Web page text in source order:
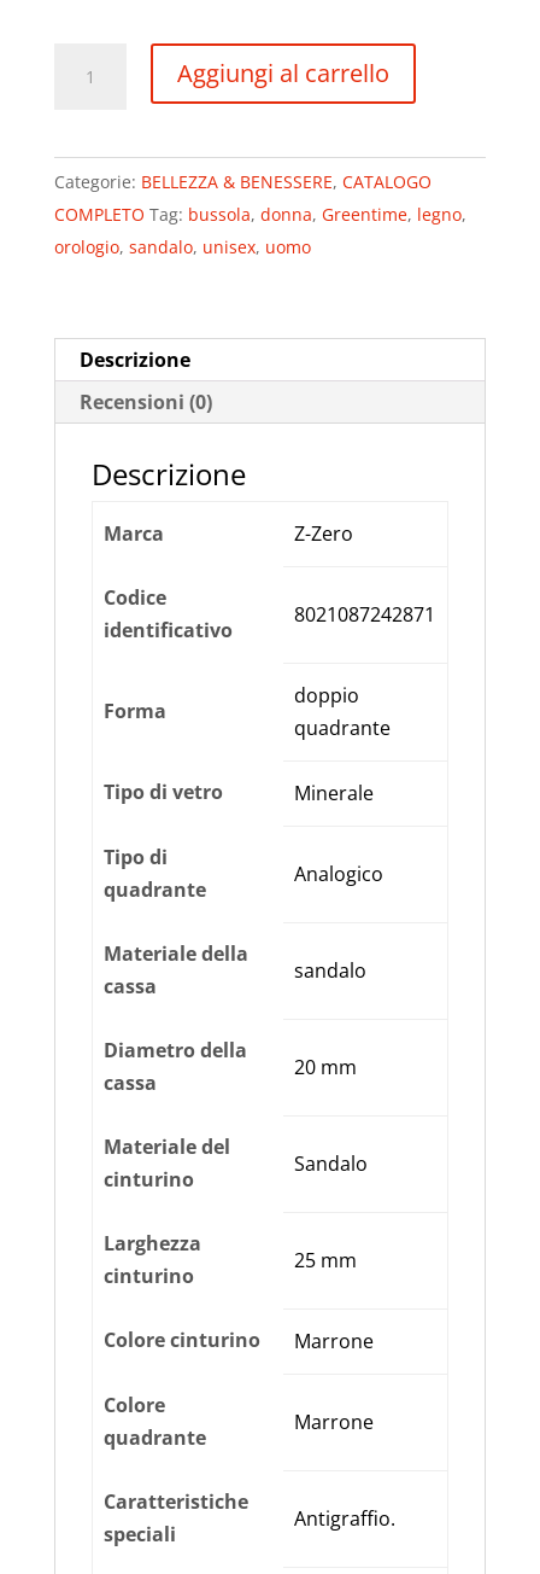
uomo
legno
Green
Time
by
legno
di
quantità
Aggiungi al carrello
Categorie: BELLEZZA & BENESSERE, CATALOGO
COMPLETO Tag: bussola, donna, Greentime, legno,
orologio, sandalo, unisex, uomo
Descrizione
Recensioni (0)
Descrizione
Marca Z-Zero
Codice
identificativo
8021087242871
Forma
doppio
quadrante
Tipo di vetro Minerale
Tipo di
quadrante
Analogico
Materiale della
cassa
sandalo
Diametro della
cassa
20 mm
Materiale del
cinturino
Sandalo
Larghezza
cinturino
25 mm
Colore cinturino Marrone
Colore
quadrante
Marrone
Caratteristiche
speciali
Antigraffio.